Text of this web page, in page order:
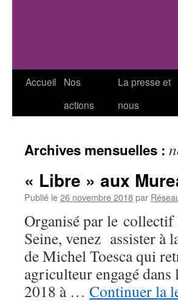
Accueil
Nos
actions
La presse et
nous
Archives mensuelles :
« Libre » aux
Publié le26 novembre 2018par
Organisé par le
Seine, venez assister
de Michel Toesca qui
agriculteur engagé dans
2018 à … Continuer la